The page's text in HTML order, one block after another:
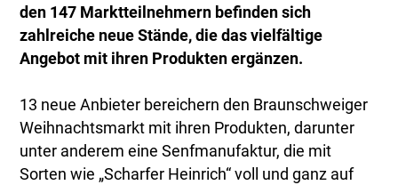
den 147 Marktteilnehmern befinden sich
zahlreiche neue Stände, die das vielfältige
Angebot mit ihren Produkten ergänzen.
13 neue Anbieter bereichern den Braunschweiger
Weihnachtsmarkt mit ihren Produkten, darunter
unter anderem eine Senfmanufaktur, die mit
Sorten wie „Scharfer Heinrich“ voll und ganz auf